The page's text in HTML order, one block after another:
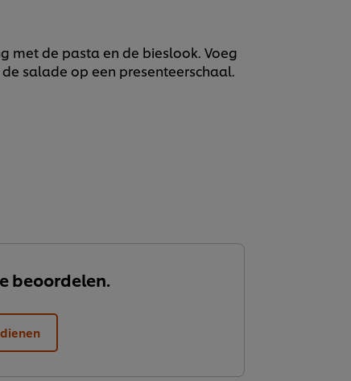
met de pasta en de bieslook. Voeg
salade op een presenteerschaal.
beoordelen.